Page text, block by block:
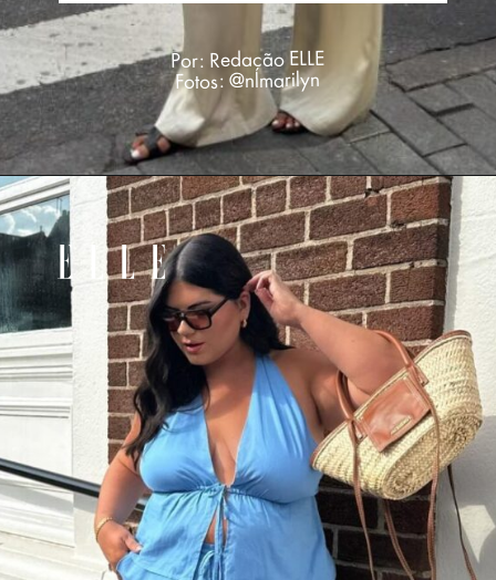
Por: Redação ELLE
Fotos: @nlmarilyn